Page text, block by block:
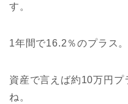
す。
1年間で16.2％のプラス。
資産で言えば約10万円プ
ね。